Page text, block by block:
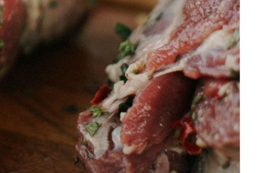
NEODOLJIVO SOČNO
Kada dodajete luk? Pet savjeta za
savršeni gulaš koji ćete rado